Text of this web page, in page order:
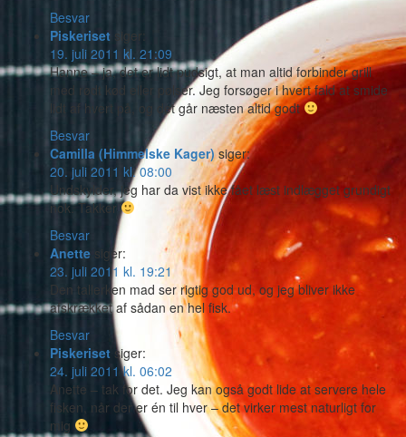
Besvar
Piskeriset siger:
19. juli 2011 kl. 21:09
Hanne – ja, det er lidt pudsigt, at man altid forbinder grill
med rødt kød eller pølser. Jeg forsøger i hvert fald at smide
lidt af hvert på, og det går næsten altid godt
Besvar
Camilla (Himmelske Kager) siger:
20. juli 2011 kl. 08:00
Undskylder, jeg har da vist ikke fået læst indlægget grundigt
nok. Takker
Besvar
Anette siger:
23. juli 2011 kl. 19:21
Den tallerken mad ser rigtig god ud, og jeg bliver ikke
afskrækket af sådan en hel fisk.
Besvar
Piskeriset siger:
24. juli 2011 kl. 06:02
Anette – tak for det. Jeg kan også godt lide at servere hele
fisken, når der er én til hver – det virker mest naturligt for
mig